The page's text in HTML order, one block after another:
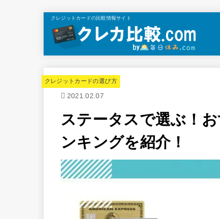
クレジットカードの比較情報サイト
クレジットカードの選び方
2021.02.07
ステータスで選ぶ！
ンキングを紹介！